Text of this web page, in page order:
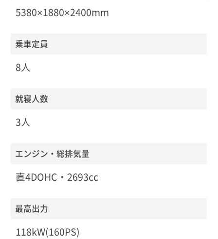
5380×1880×2400mm
乗車定員
8人
就寝人数
3人
エンジン・総排気量
直4DOHC・2693cc
最高出力
118kW(160PS)